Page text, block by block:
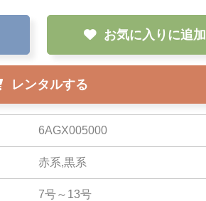
お気に入りに追加
レンタルする
6AGX005000
赤系,黒系
7号～13号